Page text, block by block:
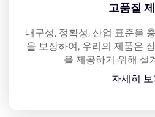
고품질
내구성, 정확성, 산업 표준을
을 보장하여, 우리의 제품은
을 제공하기 위해 설
자세히 보